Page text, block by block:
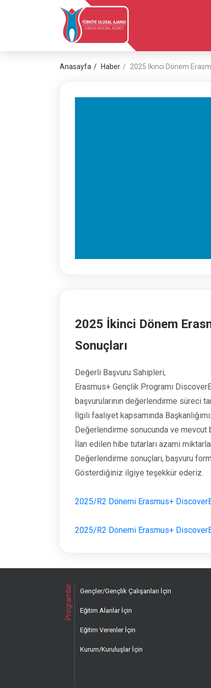
Anasayfa Haber 2025 İkinci Dönem
2025 İkinci Dönem
Sonuçları
Değerli Başvuru Sahipleri,
Erasmus+ Gençlik Programı
başvurularının değerlendirme süreci
İlgili faaliyet kapsamında
Değerlendirme sonucunda ve mevcut
İlan edilen hibe tutarları azami
Değerlendirme sonuçları, başvuru
Gösterdiğiniz ilgiye teşekkür ederiz.
2025/R2 Dönemi Erasmus+
2025/R2 Dönemi Erasmus+
Programlar Gençler/Gençlik Çalışanları İçin
Eğitim Alanlar İçin
Eğitim Verenler İçin
Kurum/Kuruluşlar İçin